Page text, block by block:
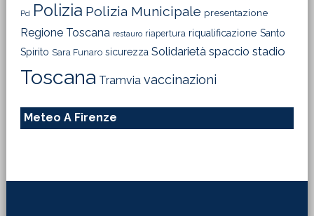
Pd Polizia Polizia Municipale presentazione
Regione Toscana restauro riapertura riqualificazione Santo
Spirito Sara Funaro sicurezza Solidarietà spaccio stadio
Toscana Tramvia vaccinazioni
Meteo A Firenze